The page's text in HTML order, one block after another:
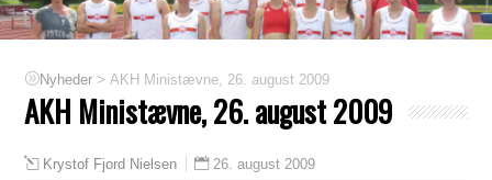
Nyheder >AKH Ministævne, 26. august 2009
AKH Ministævne, 26. august 2009
Krystof Fjord Nielsen 26. august 2009